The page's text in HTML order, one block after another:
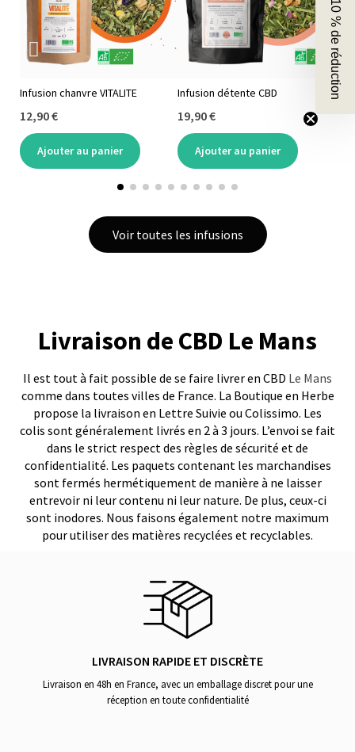
Infusion chanvre VITALITE
12,90 €
Ajouter au panier
Infusion détente CBD
19,90 €
Ajouter au panier
Voir toutes les infusions
Livraison de CBD Le Mans
Il est tout à fait possible de se faire livrer en CBD Le Mans
comme dans toutes villes de France. La Boutique en Herbe
propose la livraison en Lettre Suivie ou Colissimo. Les
colis sont généralement livrés en 2 à 3 jours. L’envoi se fait
dans le strict respect des règles de sécurité et de
confidentialité. Les paquets contenant les marchandises
sont fermés hermétiquement de manière à ne laisser
entrevoir ni leur contenu ni leur nature. De plus, ceux-ci
sont inodores. Nous faisons également notre maximum
pour utiliser des matières recyclées et recyclables.
LIVRAISON RAPIDE ET DISCRÈTE
Livraison en 48h en France, avec un emballage discret pour une
réception en toute confidentialité
🎁 10 % de réduction